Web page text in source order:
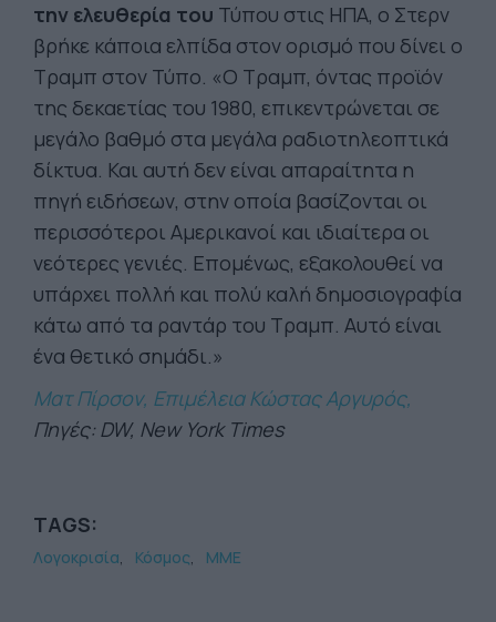
την ελευθερία του Τύπου στις ΗΠΑ, ο Στερν
βρήκε κάποια ελπίδα στον ορισμό που δίνει ο
Τραμπ στον Τύπο. «Ο Τραμπ, όντας προϊόν
της δεκαετίας του 1980, επικεντρώνεται σε
μεγάλο βαθμό στα μεγάλα ραδιοτηλεοπτικά
δίκτυα. Και αυτή δεν είναι απαραίτητα η
πηγή ειδήσεων, στην οποία βασίζονται οι
περισσότεροι Αμερικανοί και ιδιαίτερα οι
νεότερες γενιές. Επομένως, εξακολουθεί να
υπάρχει πολλή και πολύ καλή δημοσιογραφία
κάτω από τα ραντάρ του Τραμπ. Αυτό είναι
ένα θετικό σημάδι.»
Ματ Πίρσον, Επιμέλεια Κώστας Αργυρός,
Πηγές: DW, New York Times
TAGS:
Λογοκρισία Κόσμος ΜΜΕ